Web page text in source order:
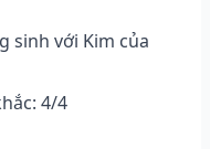
sinh với Kim của
4/4